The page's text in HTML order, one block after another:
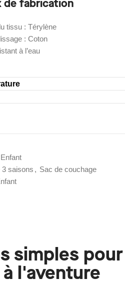
de fabrication
tissu : Térylène
: Coton
à l’eau
3 saisons , Sac de couchage
simples pour
l'aventure